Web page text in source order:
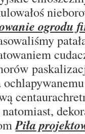
ogrodu
Piła